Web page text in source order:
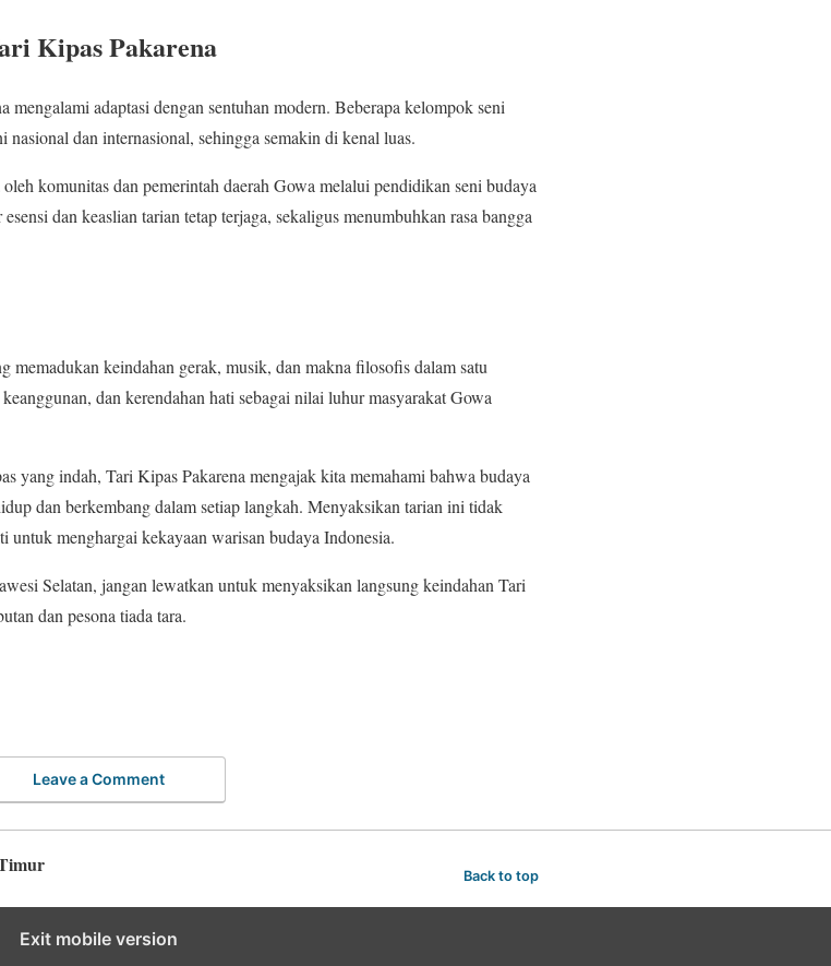
Kipas Pakarena
adaptasi dengan sentuhan modern. Beberapa kelompok seni
dan internasional, sehingga semakin di kenal luas.
komunitas dan pemerintah daerah Gowa melalui pendidikan seni budaya
dan keaslian tarian tetap terjaga, sekaligus menumbuhkan rasa bangga
memadukan keindahan gerak, musik, dan makna filosofis dalam satu
dan kerendahan hati sebagai nilai luhur masyarakat Gowa
yang indah, Tari Kipas Pakarena mengajak kita memahami bahwa budaya
dan berkembang dalam setiap langkah. Menyaksikan tarian ini tidak
untuk menghargai kekayaan warisan budaya Indonesia.
Selatan, jangan lewatkan untuk menyaksikan langsung keindahan Tari
dan pesona tiada tara.
Leave a Comment
Back to top
Exit mobile version